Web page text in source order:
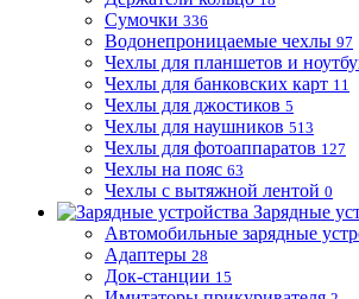
Сумочки 336
Водонепроницаемые чехлы 97
Чехлы для планшетов и
Чехлы для банковских карт 11
Чехлы для джостиков 5
Чехлы для наушников 513
Чехлы для фотоаппаратов 127
Чехлы на пояс 63
Чехлы с вытяжной лентой 0
Зарядные
Автомобильные зарядные
Адаптеры 28
Док-станции 15